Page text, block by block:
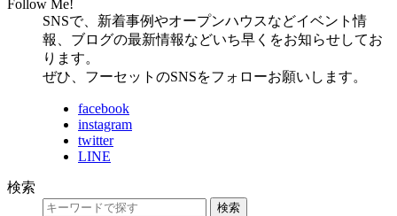
Follow Me!
SNSで、新着事例やオープンハウスなどイベント情
報、ブログの最新情報などいち早くをお知らせしてお
ります。
ぜひ、フーセットのSNSをフォローお願いします。
facebook
instagram
twitter
LINE
検索
検索